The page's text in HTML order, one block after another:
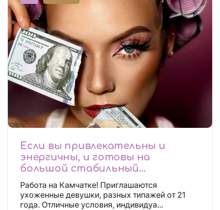
Если вы привлекательны и
энергичны, и готовы на
большой стабильный
заработок, тогда вы уже нашли,
что искали!
Работа на Камчатке! Приглашаются
ухоженные девушки, разных типажей от 21
года. Отличные условия, индивидуа...